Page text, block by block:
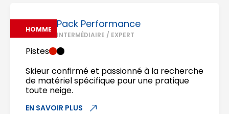
HOMME Pack Performance
INTERMÉDIAIRE / EXPERT
Pistes
Skieur confirmé et passionné à la recherche
de matériel spécifique pour une pratique
toute neige.
EN SAVOIR PLUS